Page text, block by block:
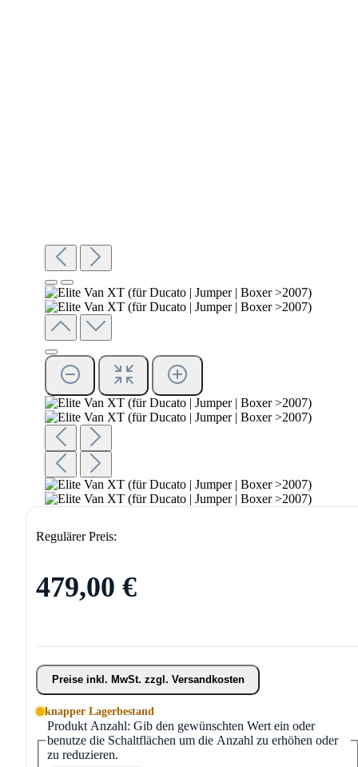
Regulärer Preis:
479,00 €
Preise inkl. MwSt. zzgl. Versandkosten
knapper Lagerbestand
Produkt Anzahl: Gib den gewünschten Wert ein oder
benutze die Schaltflächen um die Anzahl zu erhöhen oder
zu reduzieren.